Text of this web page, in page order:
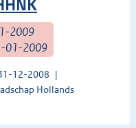
2009
01-2009
12-2008
Hollands